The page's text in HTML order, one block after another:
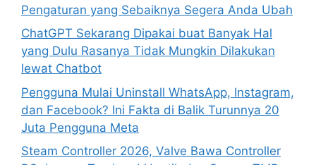
Pengaturan yang Sebaiknya Segera Anda Ubah
ChatGPT Sekarang Dipakai buat Banyak Hal
yang Dulu Rasanya Tidak Mungkin Dilakukan
lewat Chatbot
Pengguna Mulai Uninstall WhatsApp, Instagram,
dan Facebook? Ini Fakta di Balik Turunnya 20
Juta Pengguna Meta
Steam Controller 2026, Valve Bawa Controller